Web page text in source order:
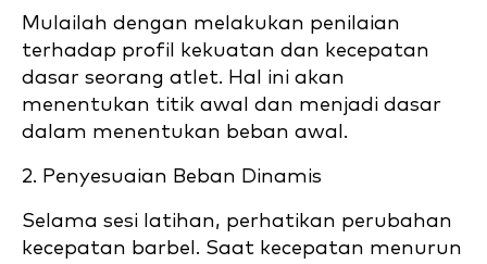
Mulailah dengan melakukan penilaian
terhadap profil kekuatan dan kecepatan
dasar seorang atlet. Hal ini akan
menentukan titik awal dan menjadi dasar
dalam menentukan beban awal.
2. Penyesuaian Beban Dinamis
Selama sesi latihan, perhatikan perubahan
kecepatan barbel. Saat kecepatan menurun